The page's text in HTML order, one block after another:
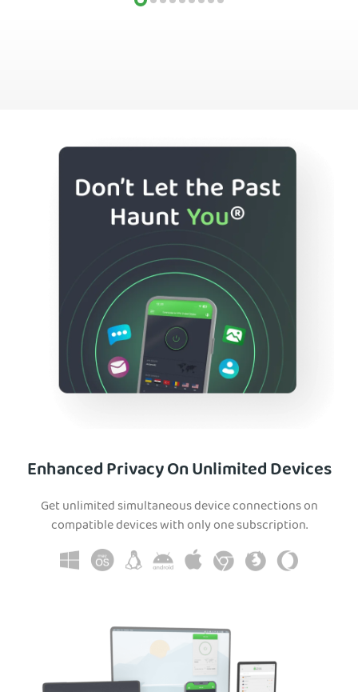
Enhanced Privacy On Unlimited Devices
Get unlimited simultaneous device connections on
compatible devices with only one subscription.